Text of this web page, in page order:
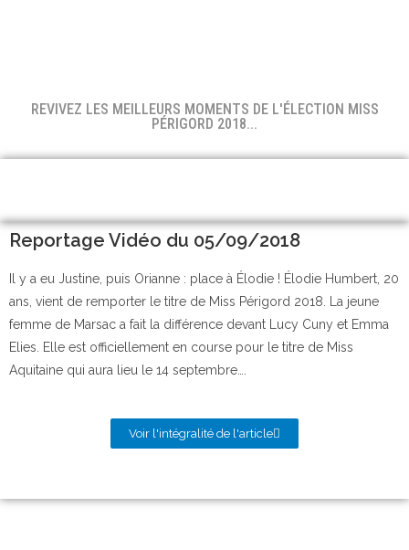
REVIVEZ LES MEILLEURS MOMENTS DE L'ÉLECTION MISS
PÉRIGORD 2018...
Reportage Vidéo du 05/09/2018
Il y a eu Justine, puis Orianne : place à Élodie ! Élodie Humbert, 20
ans, vient de remporter le titre de Miss Périgord 2018. La jeune
femme de Marsac a fait la différence devant Lucy Cuny et Emma
Elies. Elle est officiellement en course pour le titre de Miss
Aquitaine qui aura lieu le 14 septembre….
Voir l'intégralité de l'article